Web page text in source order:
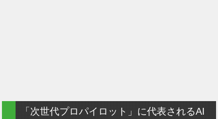
「次世代プロパイロット」に代表されるAI